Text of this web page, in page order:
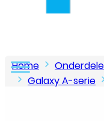
Home
Galaxy A-serie
– Oplaad